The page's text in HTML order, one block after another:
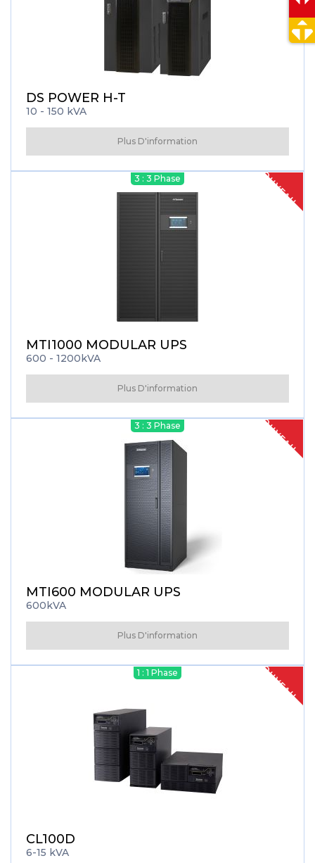
DS POWER H-T
10 - 150 kVA
Plus D'information
NOUVEAU
3 : 3 Phase
MTI1000 MODULAR UPS
600 - 1200kVA
Plus D'information
NOUVEAU
3 : 3 Phase
MTI600 MODULAR UPS
600kVA
Plus D'information
NOUVEAU
1 : 1 Phase
CL100D
6-15 kVA